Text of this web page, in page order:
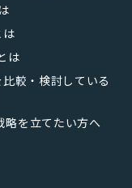
は
は
比較・検討している
略を立てたい方へ